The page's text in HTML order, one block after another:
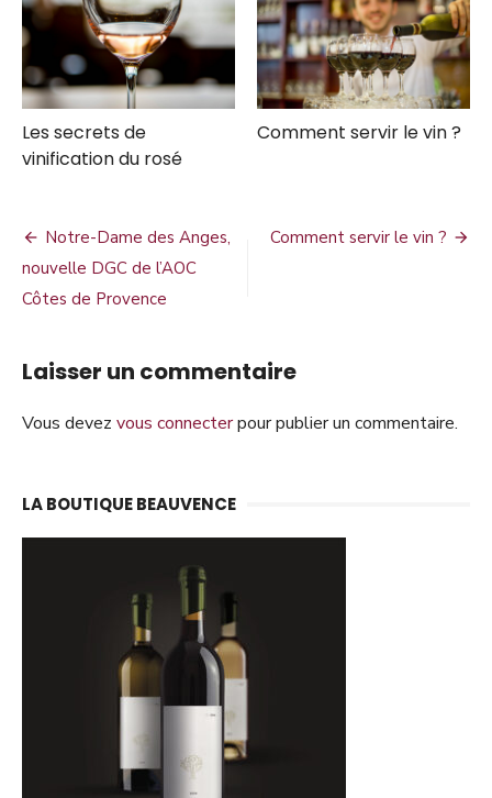
Les secrets de
vinification du rosé
Comment servir le vin ?
Navigation
de
l’article
Notre-Dame des Anges,
nouvelle DGC de l’AOC
Côtes de Provence
Comment servir le vin ?
Laisser un commentaire
Vous devez vous connecterpour publier un commentaire.
LA BOUTIQUE BEAUVENCE